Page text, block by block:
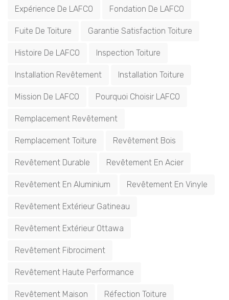
Expérience De LAFCO Fondation De LAFCO
Fuite De Toiture Garantie Satisfaction Toiture
Histoire De LAFCO Inspection Toiture
Installation Revêtement Installation Toiture
Mission De LAFCO Pourquoi Choisir LAFCO
Remplacement Revêtement
Remplacement Toiture Revêtement Bois
Revêtement Durable Revêtement En Acier
Revêtement En Aluminium Revêtement En Vinyle
Revêtement Extérieur Gatineau
Revêtement Extérieur Ottawa
Revêtement Fibrociment
Revêtement Haute Performance
Revêtement Maison Réfection Toiture